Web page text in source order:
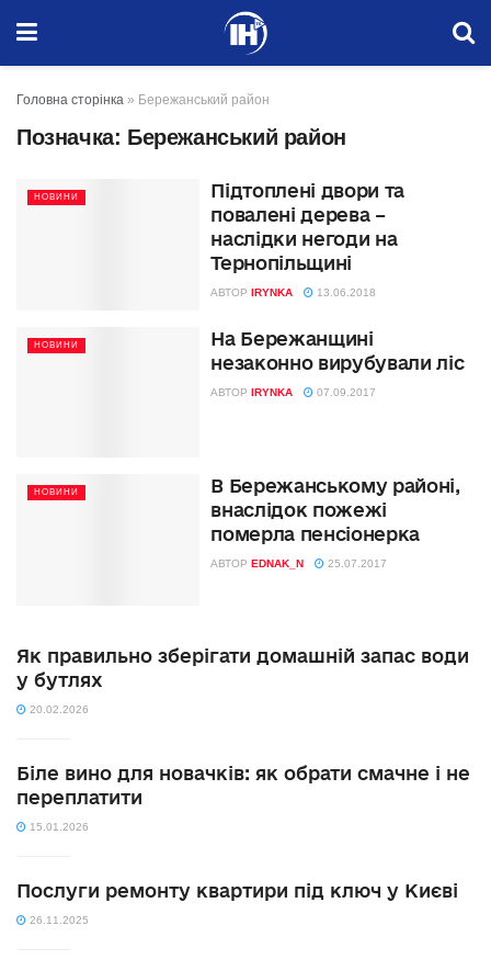
Головна сторінка » Бережанський район
Позначка: Бережанський район
НОВИНИ
Підтоплені двори та
повалені дерева –
наслідки негоди на
Тернопільщині
АВТОР IRYNKA 13.06.2018
НОВИНИ
На Бережанщині
незаконно вирубували ліс
АВТОР IRYNKA 07.09.2017
НОВИНИ
В Бережанському районі,
внаслідок пожежі
померла пенсіонерка
АВТОР EDNAK_N 25.07.2017
Як правильно зберігати домашній запас води
у бутлях
20.02.2026
Біле вино для новачків: як обрати смачне і не
переплатити
15.01.2026
Послуги ремонту квартири під ключ у Києві
26.11.2025